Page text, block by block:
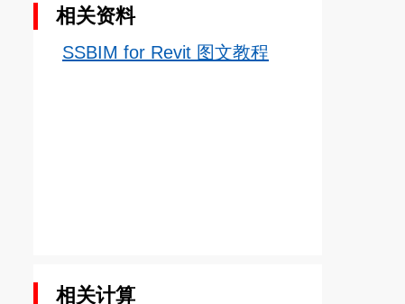
相关资料
SSBIM for Revit 图文教程
相关计算